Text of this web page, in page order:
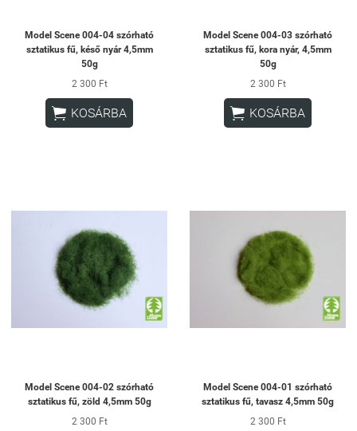
Model Scene 004-04 szórható
sztatikus fű, késő nyár 4,5mm
50g
2 300 Ft
 KOSÁRBA
Model Scene 004-03 szórható
sztatikus fű, kora nyár, 4,5mm
50g
2 300 Ft
 KOSÁRBA
Model Scene 004-02 szórható
sztatikus fű, zöld 4,5mm 50g
2 300 Ft
Model Scene 004-01 szórható
sztatikus fű, tavasz 4,5mm 50g
2 300 Ft